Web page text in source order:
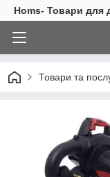
Homs- Товари для
Товари та